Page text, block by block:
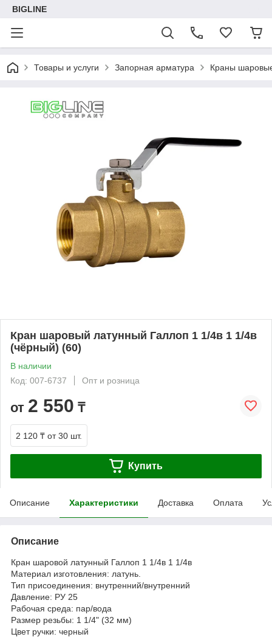
BIGLINE
Товары и услуги Запорная арматура Краны
Кран шаровый латунный Галлоп 1 1/4в 1 1/4в
(чёрный) (60)
В наличии
Код: 007-6737
Опт и розница
от 2 550 ₸
2 120 ₸ от 30 шт.
Купить
Описание Характеристики Доставка Оплата
Описание
Кран шаровой латунный Галлоп 1 1/4в 1 1/4в
Материал изготовления: латунь.
Тип присоединения: внутренний/внутренний
Давление: РУ 25
Рабочая среда: пар/вода
Размер резьбы: 1 1/4" (32 мм)
Цвет ручки: черный